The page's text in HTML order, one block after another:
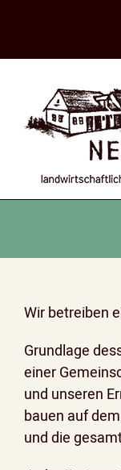
content
Wir betreiben
Grundlage
einer
und unseren
bauen auf
und die